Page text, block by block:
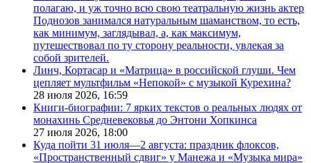
полагаю, и уж точно всю свою театральную жизнь актер
Поднозов занимался натуральным шаманством, то есть,
как минимум, заглядывал, а, как максимум,
путешествовал по ту сторону реальности, увлекая за
собой зрителей.
Линч, Кортасар и «Матрица» в российской глуши. Чем
цепляет мультфильм «Непокой» с музыкой Курехина?
28 июля 2026, 16:59
Книги-биографии: 7 ярких текстов о реальных людях от
монахинь Средневековья до Энтони Хопкинса
27 июля 2026, 18:00
Куда пойти 31 июля—2 августа: праздник флоксов,
«Пространственный сдвиг» у Манежа и «Музыка мира»